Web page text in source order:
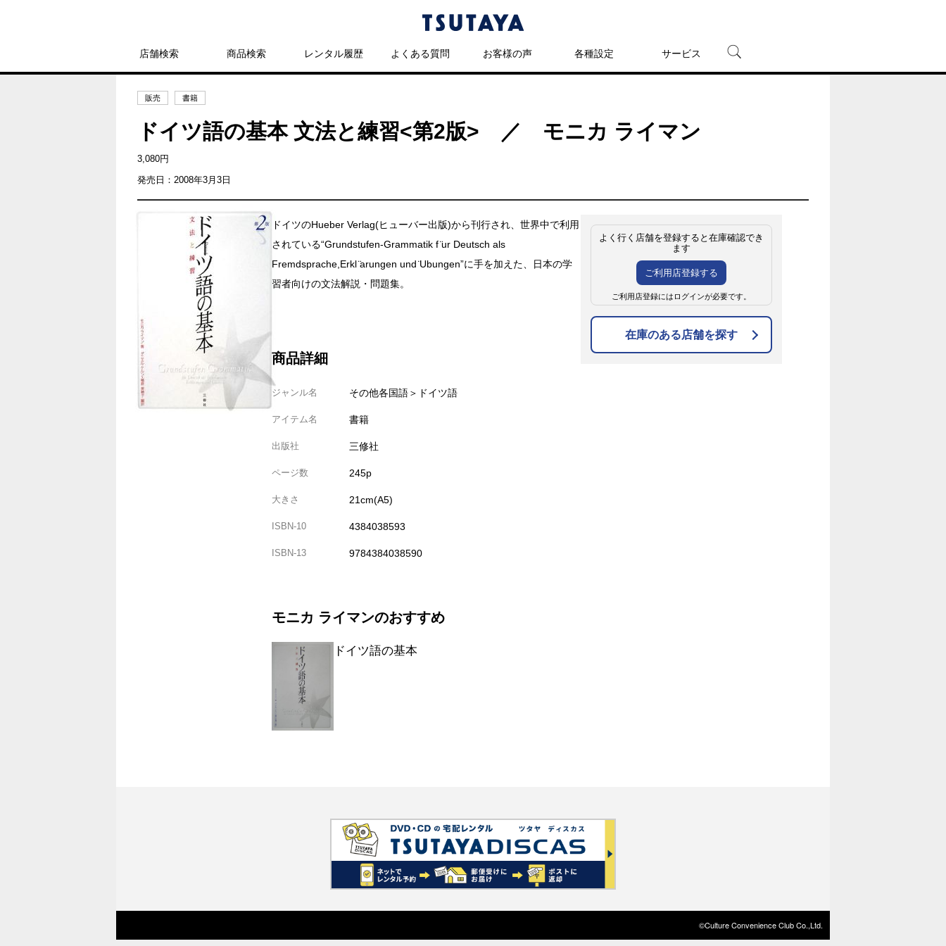
店舗検索 商品検索 レンタル履歴 よくある質問 お客様の声 各種設定 サービス
TSUTAYAプレミアムNEXT
販売 書籍
ドイツ語の基本 文法と練習<第2版> ／ モニカ ライマン
3,080円
発売日：2008年3月3日
ドイツのHueber Verlag(ヒューバー出版)から刊行され、世界中で利用
されている“Grundstufen‐Grammatik f ̈ur Deutsch als
Fremdsprache,Erkl ̈arungen und ̈Ubungen”に手を加えた、日本の学
習者向けの文法解説・問題集。
商品詳細
ジャンル名 その他各国語＞ドイツ語
アイテム名 書籍
出版社 三修社
ページ数 245p
大きさ 21cm(A5)
ISBN-10 4384038593
ISBN-13 9784384038590
モニカ ライマンのおすすめ
ドイツ語の基本
よく行く店舗を登録すると在庫確認でき
ます
ご利用店登録する
ご利用店登録にはログインが必要です。
在庫のある店舗を探す
©Culture Convenience Club Co.,Ltd.